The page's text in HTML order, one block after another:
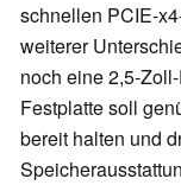
schnellen PCIE-
weiterer
noch eine 2,5-
Festplatte soll
bereit halten und